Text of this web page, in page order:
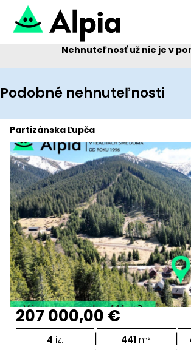
Nehnuteľnosť už nie je v
Podobné nehnuteľnosti
Partizánska Ľupča
207 000,00 €
4 iz. | 441 m² |